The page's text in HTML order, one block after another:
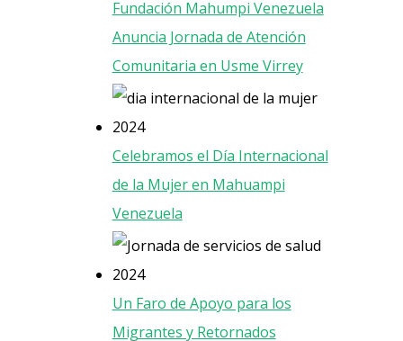
Fundación Mahumpi Venezuela
Anuncia Jornada de Atención
Comunitaria en Usme Virrey
Celebramos el Día Internacional
de la Mujer en Mahuampi
Venezuela
Un Faro de Apoyo para los
Migrantes y Retornados